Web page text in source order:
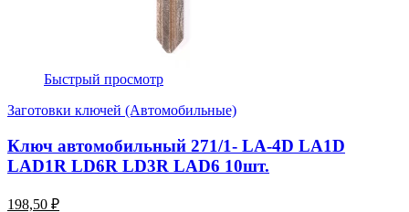
Быстрый просмотр
Заготовки ключей (Автомобильные)
Ключ автомобильный 271/1- LA-4D LA1D
LAD1R LD6R LD3R LAD6 10шт.
198,50 ₽